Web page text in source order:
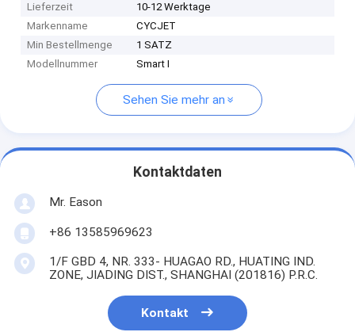
Lieferzeit
10-12 Werktage
Markenname
CYCJET
Min Bestellmenge
1 SATZ
Modellnummer
Smart I
Sehen Sie mehr an
Kontaktdaten
Mr. Eason
+86 13585969623
1/F GBD 4, NR. 333- HUAGAO RD., HUATING IND.
ZONE, JIADING DIST., SHANGHAI (201816) P.R.C.
Kontakt